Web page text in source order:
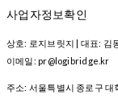
사업자정보확인
상호: 로지브릿지 | 대표: 김
이메일: pr@logibridge.kr
주소: 서울특별시 종로구 대